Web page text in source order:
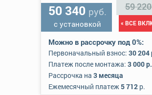
50 340 руб.
с установкой
59
« ВСЕ
Можно в рассрочку под 0%:
Первоначальный взнос: 30 204
Платеж после монтажа: 3 000 р.
Рассрочка на 3 месяца
Ежемесячный платеж5 712р.